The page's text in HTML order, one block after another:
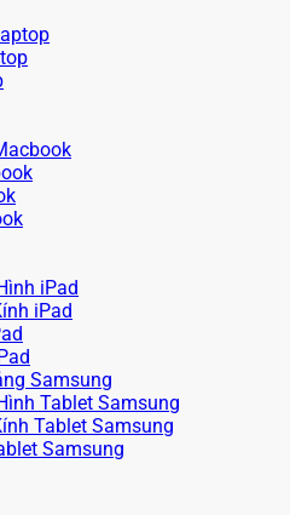
iPad
iPad
Samsung
Tablet Samsung
Tablet Samsung
Samsung